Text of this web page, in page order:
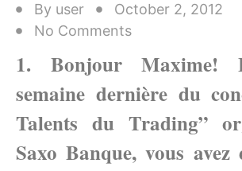
By user
October 2, 2012
No Comments
1. Bonjour Maxime!
semaine dernière du
Talents du Trading”
Saxo Banque, vous